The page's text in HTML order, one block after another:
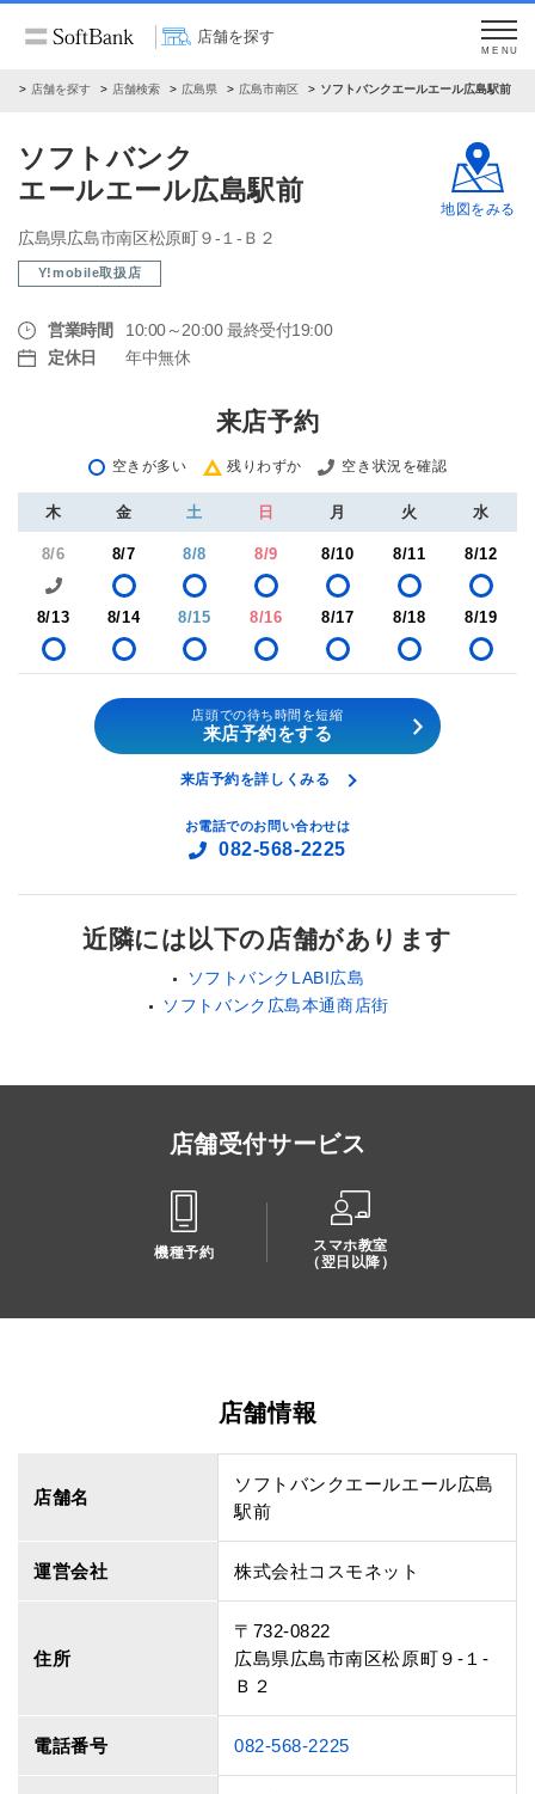
店舗を探す
MENU
店舗を探す 店舗検索 広島県 広島市南区 ソフトバンクエールエール広島駅前
ソフトバンク
エールエール広島駅前
広島県広島市南区松原町９‐１‐Ｂ２
Y!mobile取扱店
営業時間
10:00～20:00 最終受付19:00
定休日
年中無休
地図をみる
来店予約
空きが多い 残りわずか 空き状況を確認
木 金 土 日 月 火 水
8/6 8/7 8/8 8/9 8/10 8/11 8/12
8/13 8/14 8/15 8/16 8/17 8/18 8/19
店頭での待ち時間を短縮
来店予約をする
来店予約を詳しくみる
お電話でのお問い合わせは
082-568-2225
近隣には以下の店舗があります
ソフトバンクLABI広島
ソフトバンク広島本通商店街
店舗受付サービス
機種予約
スマホ教室
（翌日以降）
店舗情報
店舗名
ソフトバンクエールエール広島
駅前
運営会社 株式会社コスモネット
住所
〒732-0822
広島県広島市南区松原町９‐１‐
Ｂ２
電話番号 082-568-2225